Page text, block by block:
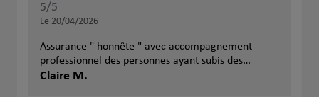
5/5
Le 20/04/2026
Assurance " honnête " avec accompagnement
professionnel des personnes ayant subis des
sinistres...
Claire M.